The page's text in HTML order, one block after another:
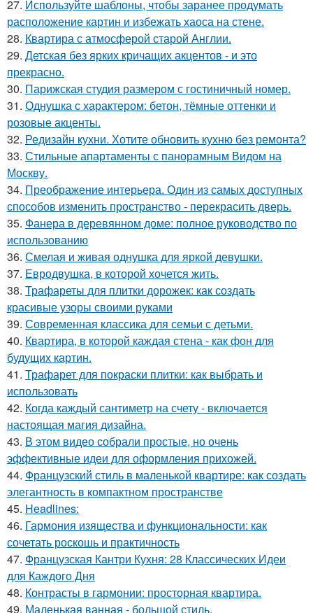
27. Используйте шаблоны, чтобы заранее продумать
расположение картин и избежать хаоса на стене.
28. Квартира с атмосферой старой Англии.
29. Детская без ярких кричащих акцентов - и это
прекрасно.
30. Парижская студия размером с гостиничный номер.
31. Однушка с характером: бетон, тёмные оттенки и
розовые акценты.
32. Редизайн кухни. Хотите обновить кухню без ремонта?
33. Стильные апартаменты с панорамным Видом на
Москву.
34. Преображение интерьера. Один из самых доступных
способов изменить пространство - перекрасить дверь.
35. Фанера в деревянном доме: полное руководство по
использованию
36. Смелая и живая однушка для яркой девушки.
37. Евродвушка, в которой хочется жить.
38. Трафареты для плитки дорожек: как создать
красивые узоры своими руками
39. Современная классика для семьи с детьми.
40. Квартира, в которой каждая стена - как фон для
будущих картин.
41. Трафарет для покраски плитки: как выбрать и
использовать
42. Когда каждый сантиметр на счету - включается
настоящая магия дизайна.
43. В этом видео собрали простые, но очень
эффективные идеи для оформления прихожей.
44. Французский стиль в маленькой квартире: как создать
элегантность в компактном пространстве
45. Headlines:
46. Гармония изящества и функциональности: как
сочетать роскошь и практичность
47. Французская Кантри Кухня: 28 Классических Идеи
для Каждого Дня
48. Контрасты в гармонии: просторная квартира.
49. Маленькая ванная - большой стиль.